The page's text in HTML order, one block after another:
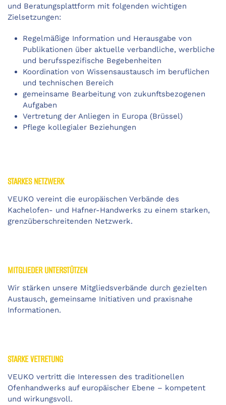
und Beratungsplattform mit folgenden wichtigen
Zielsetzungen:
Regelmäßige Information und Herausgabe von
Publikationen über aktuelle verbandliche, werbliche
und berufsspezifische Begebenheiten
Koordination von Wissensaustausch im beruflichen
und technischen Bereich
gemeinsame Bearbeitung von zukunftsbezogenen
Aufgaben
Vertretung der Anliegen in Europa (Brüssel)
Pflege kollegialer Beziehungen
STARKES NETZWERK
VEUKO vereint die europäischen Verbände des
Kachelofen- und Hafner-Handwerks zu einem starken,
grenzüberschreitenden Netzwerk.
MITGLIEDER UNTERSTÜTZEN
Wir stärken unsere Mitgliedsverbände durch gezielten
Austausch, gemeinsame Initiativen und praxisnahe
Informationen.
STARKE VETRETUNG
VEUKO vertritt die Interessen des traditionellen
Ofenhandwerks auf europäischer Ebene – kompetent
und wirkungsvoll.